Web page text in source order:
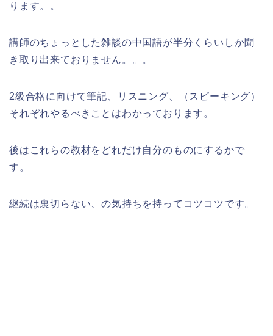
ります。。
講師のちょっとした雑談の中国語が半分くらいしか聞
き取り出来ておりません。。。
2級合格に向けて筆記、リスニング、（スピーキング）
それぞれやるべきことはわかっております。
後はこれらの教材をどれだけ自分のものにするかで
す。
継続は裏切らない、の気持ちを持ってコツコツです。